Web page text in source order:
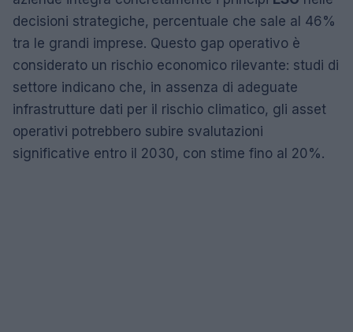
decisioni strategiche, percentuale che sale al 46%
tra le grandi imprese. Questo gap operativo è
considerato un rischio economico rilevante: studi di
settore indicano che, in assenza di adeguate
infrastrutture dati per il rischio climatico, gli asset
operativi potrebbero subire svalutazioni
significative entro il 2030, con stime fino al 20%.